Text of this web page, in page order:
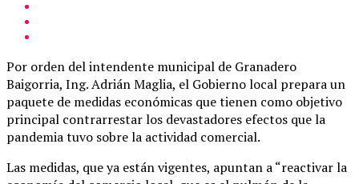
Por orden del intendente municipal de Granadero
Baigorria, Ing. Adrián Maglia, el Gobierno local prepara un
paquete de medidas económicas que tienen como objetivo
principal contrarrestar los devastadores efectos que la
pandemia tuvo sobre la actividad comercial.
Las medidas, que ya están vigentes, apuntan a “reactivar la